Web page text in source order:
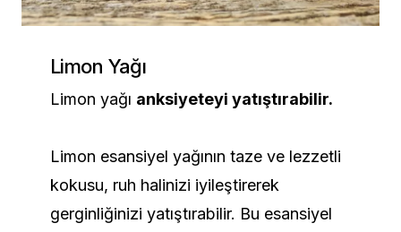
Limon Yağı
Limon yağı anksiyeteyi yatıştırabilir.
Limon esansiyel yağının taze ve lezzetli
kokusu, ruh halinizi iyileştirerek
gerginliğinizi yatıştırabilir. Bu esansiyel